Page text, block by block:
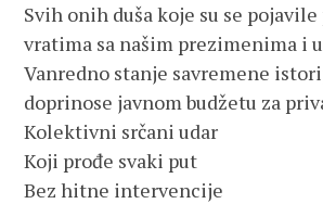
Svih onih duša koje su se
vratima sa našim prezimenima i
Vanredno stanje savremene
doprinose javnom budžetu za
Kolektivni srčani udar
Koji prođe svaki put
Bez hitne intervencije